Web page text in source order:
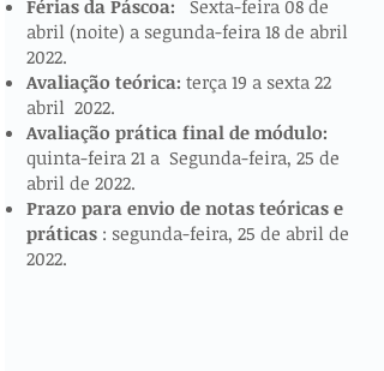
Férias da Páscoa: Sexta-feira 08 de
abril (noite) a segunda-feira 18 de abril
2022.
Avaliação teórica: terça 19 a sexta 22
abril 2022.
Avaliação prática final de módulo:
quinta-feira 21 a Segunda-feira, 25 de
abril de 2022.
Prazo para envio de notas teóricas e
práticas: segunda-feira, 25 de abril de
2022.